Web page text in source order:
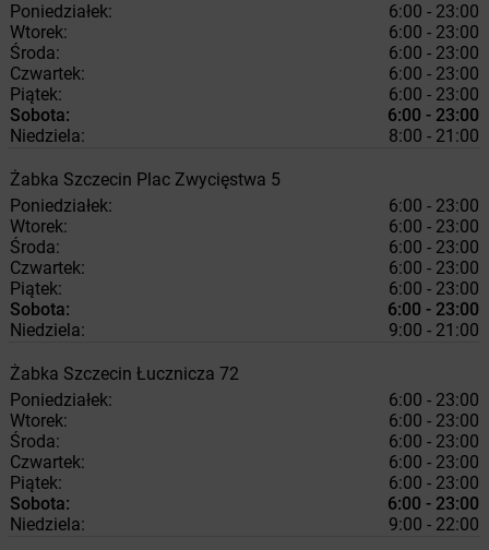
Poniedziałek:
6:00 - 23:00
Wtorek:
6:00 - 23:00
Środa:
6:00 - 23:00
Czwartek:
6:00 - 23:00
Piątek:
6:00 - 23:00
Sobota:
6:00 - 23:00
Niedziela:
8:00 - 21:00
Żabka Szczecin Plac Zwycięstwa 5
Poniedziałek:
6:00 - 23:00
Wtorek:
6:00 - 23:00
Środa:
6:00 - 23:00
Czwartek:
6:00 - 23:00
Piątek:
6:00 - 23:00
Sobota:
6:00 - 23:00
Niedziela:
9:00 - 21:00
Żabka Szczecin Łucznicza 72
Poniedziałek:
6:00 - 23:00
Wtorek:
6:00 - 23:00
Środa:
6:00 - 23:00
Czwartek:
6:00 - 23:00
Piątek:
6:00 - 23:00
Sobota:
6:00 - 23:00
Niedziela:
9:00 - 22:00